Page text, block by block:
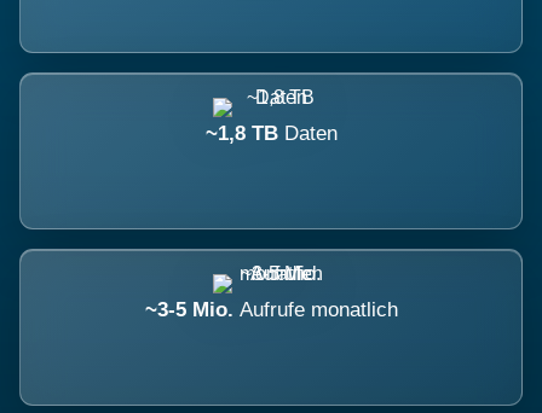
~1,8 TB Daten
~3-5 Mio. Aufrufe monatlich